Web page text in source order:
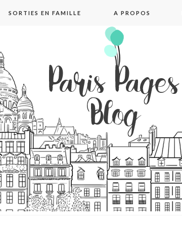
SORTIES EN FAMILLE A PROPOS
blog